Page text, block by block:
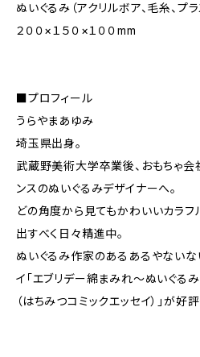
ぬいぐるみ（アクリルボア、毛糸、プラ
２００×１５０×１００mm
■プロフィール
うらやまあゆみ
埼玉県出身。
武蔵野美術大学卒業後、おもちゃ
ンスのぬいぐるみデザイナーへ。
どの角度から見てもかわいいカラ
出すべく日々精進中。
ぬいぐるみ作家のあるあるやないな
イ「エブリデー綿まみれ～ぬいぐる
（はちみつコミックエッセイ）」が好